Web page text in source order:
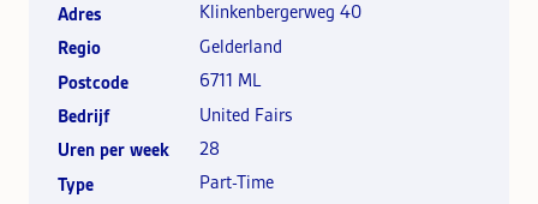
Adres
Klinkenbergerweg 40
Regio
Gelderland
Postcode
6711 ML
Bedrijf
United Fairs
Uren per week
28
Type
Part-Time